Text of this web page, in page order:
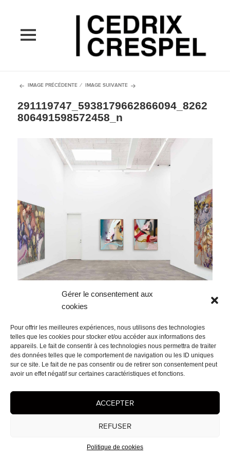
Gérer le consentement aux
cookies
Pour offrir les meilleures expériences, nous utilisons des technologies
telles que les cookies pour stocker et/ou accéder aux informations des
appareils. Le fait de consentir à ces technologies nous permettra de traiter
des données telles que le comportement de navigation ou les ID uniques
sur ce site. Le fait de ne pas consentir ou de retirer son consentement peut
avoir un effet négatif sur certaines caractéristiques et fonctions.
ACCEPTER
REFUSER
Politique de cookies
IMAGE PRÉCÉDENTE IMAGE SUIVANTE
291119747_5938179662866094_8262
806491598572458_n
PUBLIÉ DANS
Sensual dreams
Mentions légales- © 2026 Cédrix Crespel — Peintre